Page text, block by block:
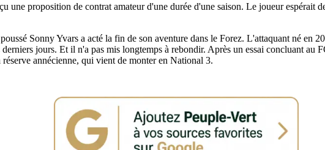
une proposition de contrat amateur d'une durée d'une saison. Le joueur espérait
Sonny Yvars a acté la fin de son aventure dans le Forez. L'attaquant né en
jours. Et il n'a pas mis longtemps à rebondir. Après un essai concluant au
annécienne, qui vient de monter en National 3.